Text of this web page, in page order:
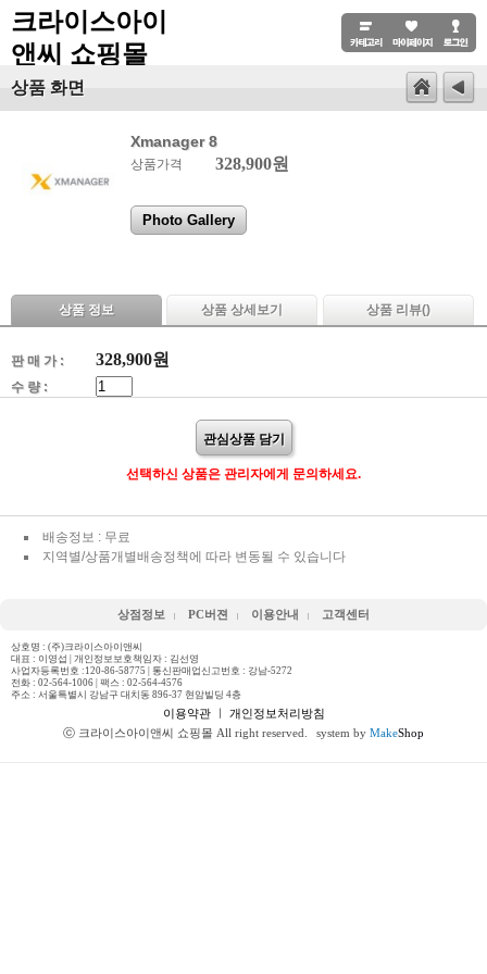
크라이스아이
앤씨 쇼핑몰
상품 화면
Xmanager 8
상품가격 328,900원
Photo Gallery
상품 정보 상품 상세보기 상품 리뷰()
판 매 가 : 328,900원
수 량 :
관심상품 담기
선택하신 상품은 관리자에게 문의하세요.
배송정보 : 무료
지역별/상품개별배송정책에 따라 변동될 수 있습니다
상점정보 PC버젼 이용안내 고객센터
상호명 : (주)크라이스아이앤씨
대표 : 이영섭 | 개인정보보호책임자 : 김선영
사업자등록번호 :120-86-58775 | 통신판매업신고번호 : 강남-5272
전화 : 02-564-1006 | 팩스 : 02-564-4576
주소 : 서울특별시 강남구 대치동 896-37 현암빌딩 4층
이용약관ㅣ 개인정보처리방침
ⓒ 크라이스아이앤씨 쇼핑몰 All right reserved.
system by MakeShop